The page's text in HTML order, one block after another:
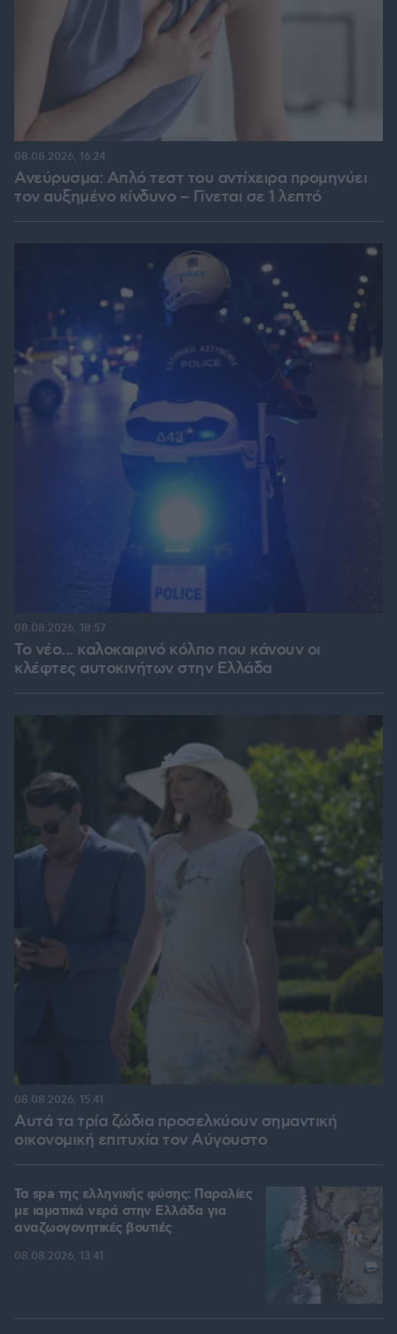
Ανεύρυσμα: Απλό τεστ του αντίχειρα προμηνύει
τον αυξημένο κίνδυνο – Γίνεται σε 1 λεπτό
08.08.2026, 16:24
Το νέο... καλοκαιρινό κόλπο που κάνουν οι
κλέφτες αυτοκινήτων στην Ελλάδα
08.08.2026, 18:57
Αυτά τα τρία ζώδια προσελκύουν σημαντική
οικονομική επιτυχία τον Αύγουστο
08.08.2026, 15:41
Τα spa της ελληνικής φύσης: Παραλίες
με ιαματικά νερά στην Ελλάδα για
αναζωογονητικές βουτιές
08.08.2026, 13:41